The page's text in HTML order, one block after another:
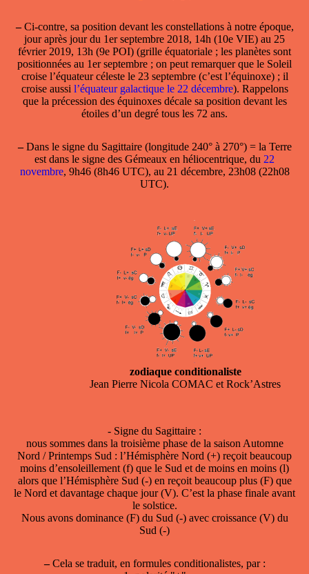
–Ci-contre, sa position devant les constellations à notre époque,
jour après jour du 1er septembre 2018, 14h (10e VIE) au 25
février 2019, 13h (9e POI) (grille équatoriale ; les planètes sont
positionnées au 1er septembre ; on peut remarquer que le Soleil
croise l’équateur céleste le 23 septembre (c’est l’équinoxe) ; il
croise aussi l’équateur galactique le 22 décembre). Rappelons
que la précession des équinoxes décale sa position devant les
étoiles d’un degré tous les 72 ans.
–Dans le signe du Sagittaire(longitude 240° à 270°) = la Terre
est dans le signe des Gémeaux en héliocentrique, du 22
novembre, 9h46 (8h46 UTC), au 21 décembre, 23h08 (22h08
UTC).
zodiaque conditionaliste
Jean Pierre Nicola COMAC et Rock’Astres
- Signe du Sagittaire :
nous sommes dans la troisième phase de la saison Automne
Nord / Printemps Sud : l’Hémisphère Nord (+) reçoit beaucoup
moins d’ensoleillement (f) que le Sud et de moins en moins (l)
alors que l’Hémisphère Sud (-) en reçoit beaucoup plus (F) que
le Nord et davantage chaque jour (V). C’est la phase finale avant
le solstice.
Nous avons dominance (F) du Sud (-) avec croissance (V) du
Sud (-)
–Cela se traduit, en formules conditionalistes, par :